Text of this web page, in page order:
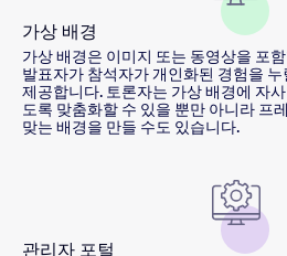
가상 배경
가상 배경은 이미지 또는 동영상을 포
발표자가 참석자가 개인화된 경험을
제공합니다. 토론자는 가상 배경에 자
도록 맞춤화할 수 있을 뿐만 아니라 프
맞는 배경을 만들 수도 있습니다.
관리자 포털